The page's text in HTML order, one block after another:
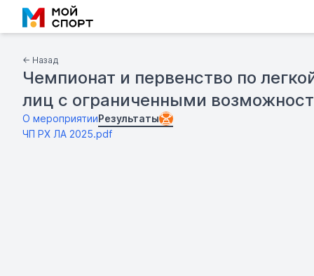
← Назад
Чемпионат и первенство по
лиц с ограниченными
О мероприятииРезультаты
ЧП РХ ЛА 2025.pdf